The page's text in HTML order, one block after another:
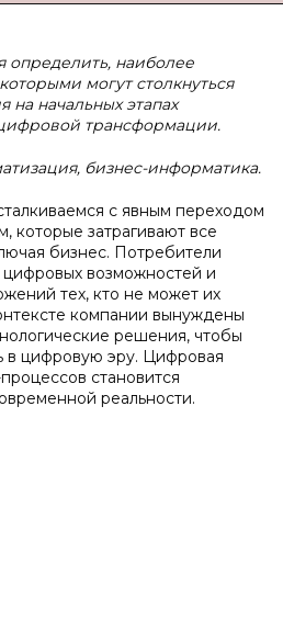
определить, наиболее
могут столкнуться
на начальных этапах
трансформации.
бизнес-информатика.
с явным переходом
которые затрагивают все
бизнес. Потребители
возможностей и
тех, кто не может их
компании вынуждены
решения, чтобы
в цифровую эру. Цифровая
становится
реальности.